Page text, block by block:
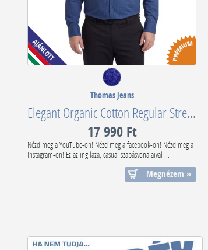
Thomas Jeans
Elegant Organic Cotton Regular Stretch DBP TMSB-031
17 990 Ft
Nézd meg a YouTube-on! Nézd meg a facebook-on! Nézd meg a
Instagram-on! Ez az ing laza, casual szabásvonalaival ...
Megnézem »